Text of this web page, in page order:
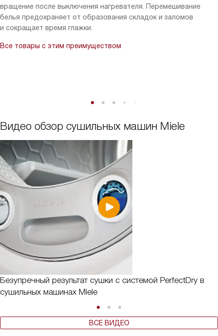
вращение после выключения нагревателя. Перемешивание
белья предохраняет от образования складок и заломов
и сокращает время глажки.
Все товары с этим преимуществом
Видео обзор сушильных машин Miele
Безупречный результат сушки с системой PerfectDry в
сушильных машинах Miele
ВСЕ ВИДЕО